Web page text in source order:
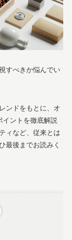
すべきか悩んでい
ンドをもとに、オ
イントを徹底解説
ィなど、従来とは
最後までお読みく